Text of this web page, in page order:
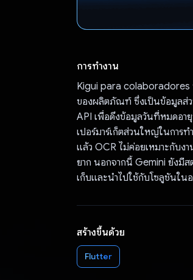
การทำงาน
Kigui para colaboradores
ของผลิตภัณฑ์ ซึ่งเป็นข้อมูลส่ว
API เพื่อดึงข้อมูลวันที่หมดอ
เปอร์มาร์เก็ตส่วนใหญ่ในการ
แล้ว OCR ไม่ค่อยเหมาะกับ
ยาก นอกจากนี้ Gemini ยังมี
เก็บและนำไปใช้กับโซลูชันใน
สร้างขึ้นด้วย
Flutter